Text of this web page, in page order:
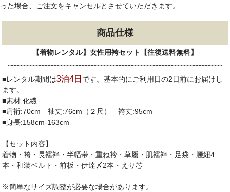
った場合、ご注文をキャンセルとさせていただきます。
商品仕様
【着物レンタル】女性用袴セット【往復送料無料】
■レンタル期間は3泊4日 です。基本的にご利用日の2日前にお届けし
ます。
■素材:化繊
■肩裄:70cm 袖丈:76cm（２尺） 袴丈:95cm
■身長:158cm-163cm
【セット内容】
着物・袴・長襦袢・半幅帯・重ね衿・草履・肌襦袢・足袋・腰紐4
本・和装ベルト・前板・伊達〆2本・えり芯
※簡単なサイズ調整が必要な場合があります。